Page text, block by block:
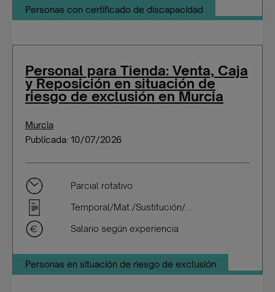
Personas con certificado de discapacidad
Personal para Tienda: Venta, Caja
y Reposición en situación de
riesgo de exclusión en Murcia
Murcia
Publicada: 10/07/2026
Parcial rotativo
Temporal/Mat./Sustitución/...
Salario según experiencia
Personas en situación de riesgo de exclusión